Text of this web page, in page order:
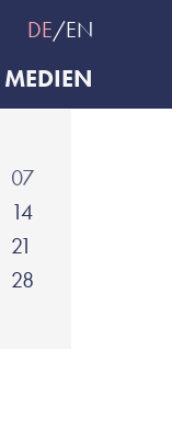
DE EN
MEDIEN
07
14
21
28